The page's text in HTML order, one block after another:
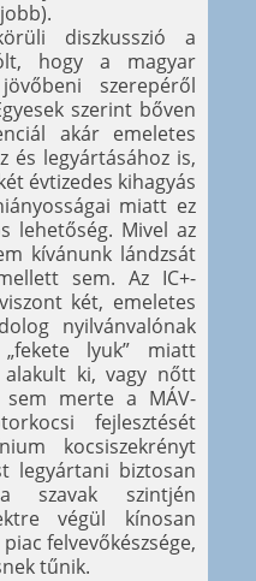
diszkusszió a
hogy a magyar
szerepéről
szerint bőven
akár emeletes
és legyártásához is,
évtizedes kihagyás
miatt ez
lehetőség. Mivel az
kívánunk lándzsát
sem. Az IC+-
két, emeletes
nyilvánvalónak
lyuk” miatt
alakult ki, vagy nőtt
merte a MÁV-
fejlesztését
kocsiszekrényt
legyártani biztosan
szintjén
végül kínosan
felvevőkészsége,
tűnik.